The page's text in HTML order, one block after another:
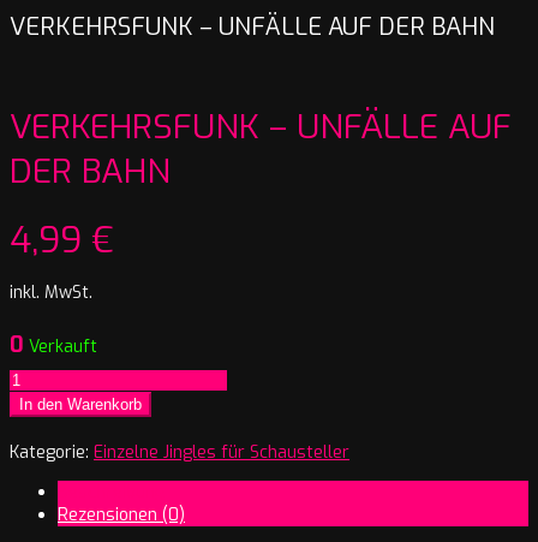
VERKEHRSFUNK – UNFÄLLE AUF DER BAHN
VERKEHRSFUNK – UNFÄLLE AUF
DER BAHN
4,99 €
inkl. MwSt.
0 Verkauft
Verkehrsfunk
Unfälle
auf
Bahn
Menge
In den Warenkorb
Kategorie: Einzelne Jingles für Schausteller
Rezensionen (0)